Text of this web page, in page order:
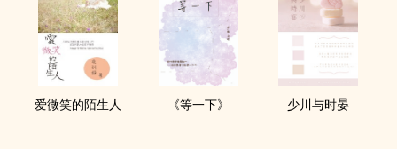
爱微笑的陌生人 《等一下》 少川与时晏